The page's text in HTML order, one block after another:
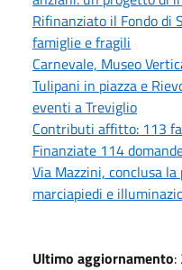
Rifinanziato il Fondo di
famiglie e fragili
Carnevale, Museo
Tulipani in piazza e
eventi a Treviglio
Contributi affitto: 113
Finanziate 114
Via Mazzini, conclusa
marciapiedi e
Ultimo aggiornamento: